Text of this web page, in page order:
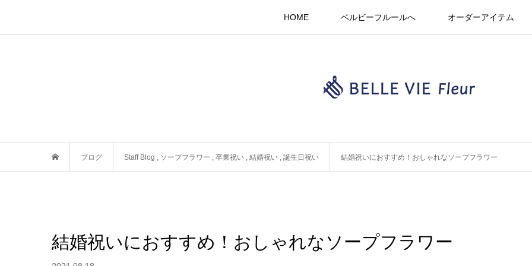
HOME ベルビーフルールへ オーダーアイテム
ブログ Staff Blog , ソープフラワー , 卒業祝い , 結婚祝い , 誕生日祝い 結婚祝いにおすすめ！おしゃれなソープフラワー
結婚祝いにおすすめ！おしゃれなソープフラワー